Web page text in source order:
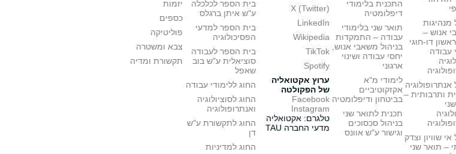
מנהיגות
אנוש –
דו-חוגי
עבודה
אנתרופולוגיה
ותרבותית –
שוויון וצדק
– תואר שני
התכנית בלימודי
דיפלומטיה
תואר שני בלימודי
עבודה – התמקדות
בניהול משאבי אנוש,
יחסי עבודה ושינוי
ארגוני
לימודי מ"א
אקזקוטיביים
בביטחון ודיפלומטיה
תכנית לתואר שני
בניהול סכסוכים
וגישור ע"ש אוונס
X (Twitter)
LinkedIn
Wikipedia
TikTok
Spotify
ערוץ אקטואליה
של הפקולטה
Facebook
Instagram
טלגרם: אקטואליה
מדעי החברה TAU
בית הספר לכלכלה
ע"ש איתן ברגלס
בית הספר למדעי
הפסיכולוגיה
בית הספר לעבודה
סוציאלית ע"ש בוב
שאפל
החוג ללימודי עבודה
החוג לסוציולוגיה
ואנתרופולוגיה
החוג לתקשורת ע"ש
דן
החוג למדיניות
יזמות
כספים
פוליטיקה
צבא ומשטרה
תקשורת ומדיה